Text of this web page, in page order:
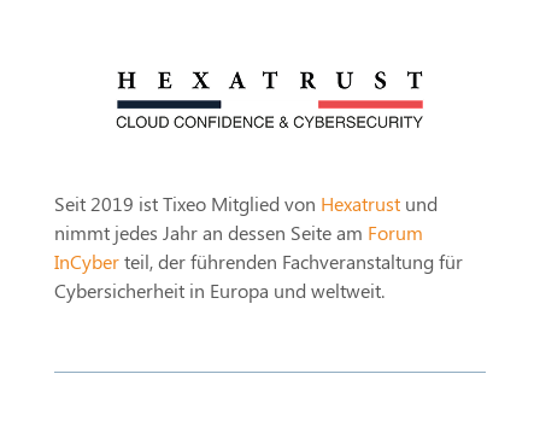
Seit 2019 ist Tixeo Mitglied von Hexatrustund
nimmt jedes Jahr an dessen Seite am Forum
InCyberteil, der führenden Fachveranstaltung für
Cybersicherheit in Europa und weltweit.